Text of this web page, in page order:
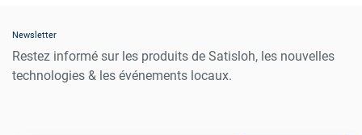
Newsletter
Restez informé sur les produits de Satisloh, les nouvelles
technologies & les événements locaux.